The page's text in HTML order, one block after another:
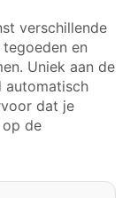
verschillende
en
Uniek aan de
automatisch
dat je
de